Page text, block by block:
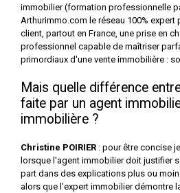
immobilier (formation professionnelle
Arthurimmo.com le réseau 100% expert
client, partout en France, une prise en
professionnel capable de maîtriser
primordiaux d'une vente immobilière :
Mais quelle différence
faite par un agent
immobilière ?
Christine POIRIER : pour être concise
lorsque l'agent immobilier doit justifier
part dans des explications plus ou
alors que l'expert immobilier démontre